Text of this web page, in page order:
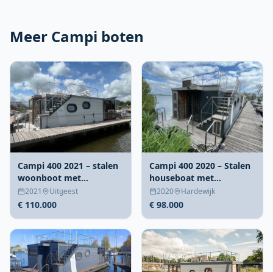
Meer Campi boten
Campi 400 2021 – stalen
woonboot met
verhuurmogelijkheid
2021 Uitgeest
€ 110.000
Campi 400 2020 – Stalen
houseboat met
charteroptie Harderwijk
2020 Hardewijk
€ 98.000